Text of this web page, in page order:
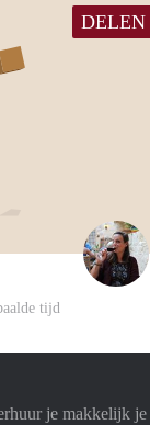
DELEN
tijd
je makkelijk